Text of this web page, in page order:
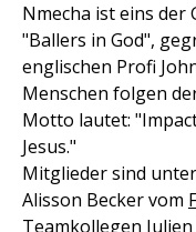
Nmecha ist eins der
"Ballers in God",
englischen Profi
Menschen folgen
Motto lautet:
Jesus."
Mitglieder sind
Alisson Becker vom
Teamkollegen